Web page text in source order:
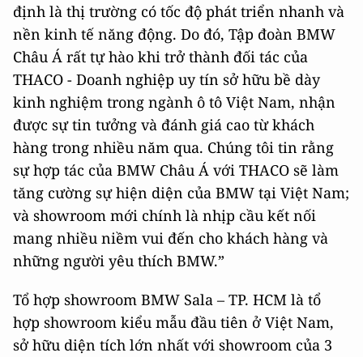
định là thị trường có tốc độ phát triển nhanh và
nền kinh tế năng động. Do đó, Tập đoàn BMW
Châu Á rất tự hào khi trở thành đối tác của
THACO - Doanh nghiệp uy tín sở hữu bề dày
kinh nghiệm trong ngành ô tô Việt Nam, nhận
được sự tin tưởng và đánh giá cao từ khách
hàng trong nhiều năm qua. Chúng tôi tin rằng
sự hợp tác của BMW Châu Á với THACO sẽ làm
tăng cường sự hiện diện của BMW tại Việt Nam;
và showroom mới chính là nhịp cầu kết nối
mang nhiều niềm vui đến cho khách hàng và
những người yêu thích BMW.”
Tổ hợp showroom BMW Sala – TP. HCM là tổ
hợp showroom kiểu mẫu đầu tiên ở Việt Nam,
sở hữu diện tích lớn nhất với showroom của 3